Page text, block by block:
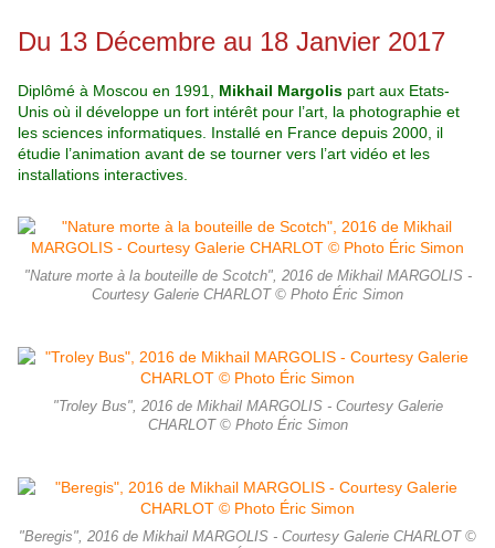
Du 13 Décembre au 18 Janvier 2017
Diplômé à Moscou en 1991, Mikhail Margolis part aux Etats-
Unis où il développe un fort intérêt pour l’art, la photographie et
les sciences informatiques. Installé en France depuis 2000, il
étudie l’animation avant de se tourner vers l’art vidéo et les
installations interactives.
"Nature morte à la bouteille de Scotch", 2016 de Mikhail MARGOLIS -
Courtesy Galerie CHARLOT © Photo Éric Simon
"Troley Bus", 2016 de Mikhail MARGOLIS - Courtesy Galerie
CHARLOT © Photo Éric Simon
"Beregis", 2016 de Mikhail MARGOLIS - Courtesy Galerie CHARLOT ©